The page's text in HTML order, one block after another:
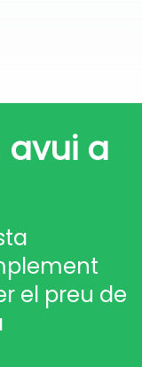
avui a
el preu de